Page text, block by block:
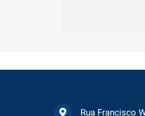
Rua Francisco